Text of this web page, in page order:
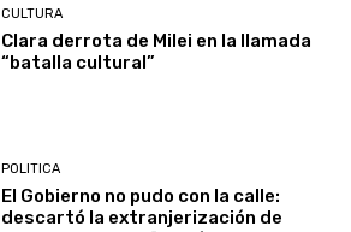
CULTURA
Clara derrota de Milei en la llamada
“batalla cultural”
POLITICA
El Gobierno no pudo con la calle:
descartó la extranjerización de